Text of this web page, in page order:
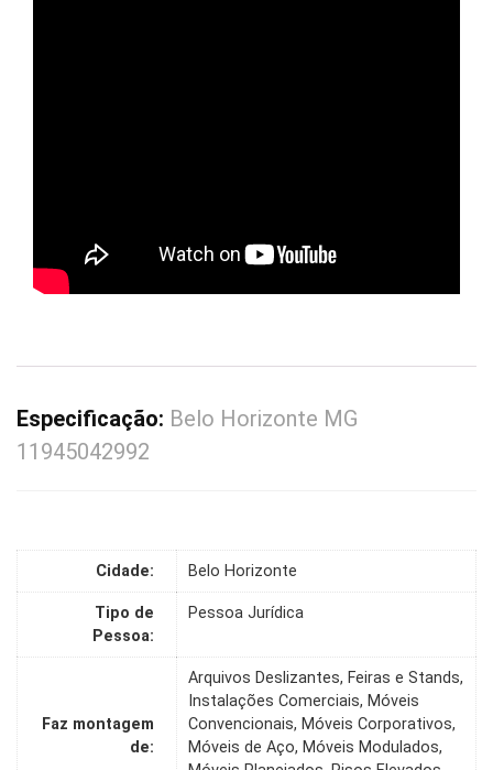
Especificação: Belo Horizonte MG
11945042992
Cidade: Belo Horizonte
Tipo de
Pessoa:
Pessoa Jurídica
Faz montagem
de:
Arquivos Deslizantes, Feiras e Stands,
Instalações Comerciais, Móveis
Convencionais, Móveis Corporativos,
Móveis de Aço, Móveis Modulados,